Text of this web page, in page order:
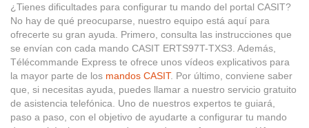
¿Tienes dificultades para configurar tu mando del portal CASIT?
No hay de qué preocuparse, nuestro equipo está aquí para
ofrecerte su gran ayuda. Primero, consulta las instrucciones que
se envían con cada mando CASIT ERTS97T-TXS3. Además,
Télécommande Express te ofrece unos vídeos explicativos para
la mayor parte de los mandos CASIT. Por último, conviene saber
que, si necesitas ayuda, puedes llamar a nuestro servicio gratuito
de asistencia telefónica. Uno de nuestros expertos te guiará,
paso a paso, con el objetivo de ayudarte a configurar tu mando